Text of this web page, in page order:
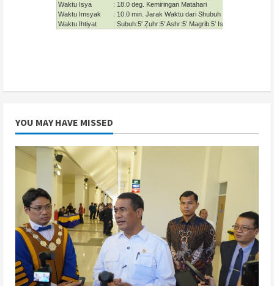
YOU MAY HAVE MISSED